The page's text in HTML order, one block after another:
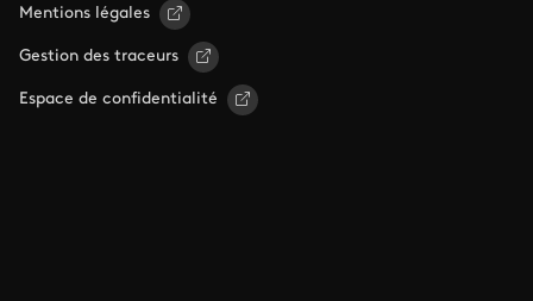
Mentions légales
Gestion des traceurs
Espace de confidentialité